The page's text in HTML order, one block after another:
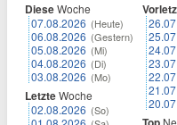
DieseWoche
07.08.2026 (Heute)
06.08.2026 (Gestern)
05.08.2026 (Mi)
04.08.2026 (Di)
03.08.2026 (Mo)
LetzteWoche
02.08.2026 (So)